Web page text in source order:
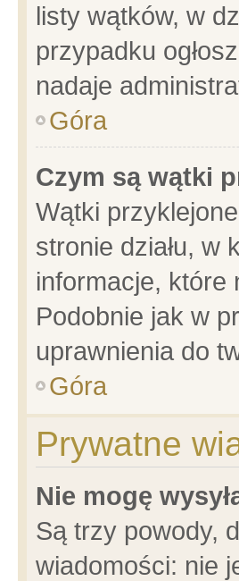
listy wątków, w
przypadku
nadaje
Góra
Czym są wątki
Wątki
stronie działu, w
informacje, które
Podobnie jak w
uprawnienia do
Góra
Prywatne
Nie mogę
Są trzy powody,
wiadomości: nie